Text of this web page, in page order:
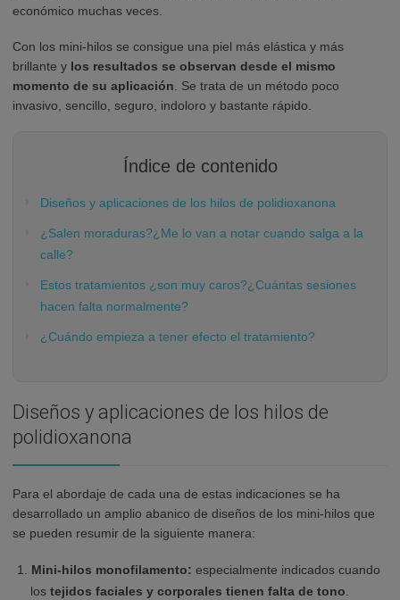
económico muchas veces.
Con los mini-hilos se consigue una piel más elástica y más
brillante y los resultados se observan desde el mismo
momento de su aplicación . Se trata de un método poco
invasivo, sencillo, seguro, indoloro y bastante rápido.
Índice de contenido
Diseños y aplicaciones de los hilos de polidioxanona
¿Salen moraduras?¿Me lo van a notar cuando salga a la
calle?
Estos tratamientos ¿son muy caros?¿Cuántas sesiones
hacen falta normalmente?
¿Cuándo empieza a tener efecto el tratamiento?
Diseños y aplicaciones de los hilos de
polidioxanona
Para el abordaje de cada una de estas indicaciones se ha
desarrollado un amplio abanico de diseños de los mini-hilos que
se pueden resumir de la siguiente manera:
Mini-hilos monofilamento: especialmente indicados cuando
los tejidos faciales y corporales tienen falta de tono